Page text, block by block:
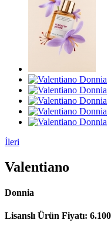
İleri
Valentiano
Donnia
Lisanslı Ürün Fiyatı: